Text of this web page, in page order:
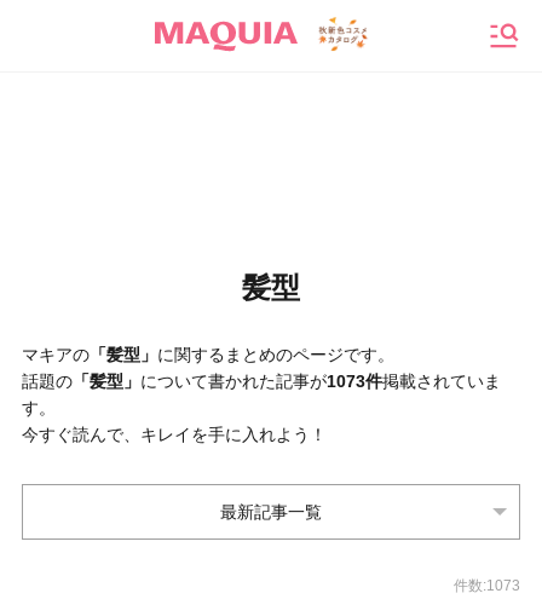
髪型
マキアの 「髪型」 に関するまとめのページです。
話題の 「髪型」 について書かれた記事が1073件掲載されていま
す。
今すぐ読んで、キレイを手に入れよう！
最新記事一覧
件数:1073